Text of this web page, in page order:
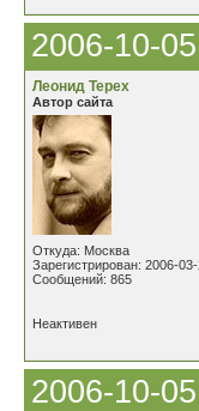
2006-10-
Леонид Терех
Автор сайта
Откуда: Москва
Зарегистрирован: 2006-03-
Сообщений: 865
Неактивен
2006-10-